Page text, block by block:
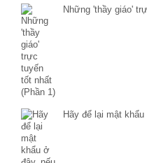
Những 'thầy giáo'
Hãy để lại mật